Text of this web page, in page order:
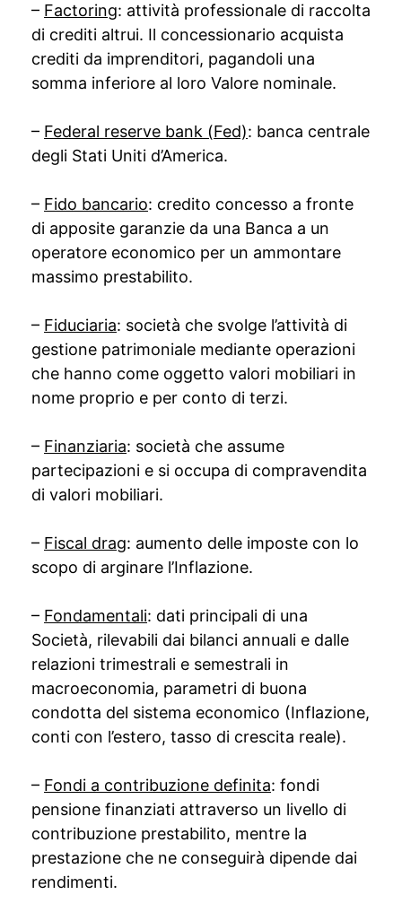
– Factoring: attività professionale di raccolta
di crediti altrui. Il concessionario acquista
crediti da imprenditori, pagandoli una
somma inferiore al loro Valore nominale.
– Federal reserve bank (Fed): banca centrale
degli Stati Uniti d’America.
– Fido bancario: credito concesso a fronte
di apposite garanzie da una Banca a un
operatore economico per un ammontare
massimo prestabilito.
– Fiduciaria: società che svolge l’attività di
gestione patrimoniale mediante operazioni
che hanno come oggetto valori mobiliari in
nome proprio e per conto di terzi.
– Finanziaria: società che assume
partecipazioni e si occupa di compravendita
di valori mobiliari.
– Fiscal drag: aumento delle imposte con lo
scopo di arginare l’Inflazione.
– Fondamentali: dati principali di una
Società, rilevabili dai bilanci annuali e dalle
relazioni trimestrali e semestrali in
macroeconomia, parametri di buona
condotta del sistema economico (Inflazione,
conti con l’estero, tasso di crescita reale).
– Fondi a contribuzione definita: fondi
pensione finanziati attraverso un livello di
contribuzione prestabilito, mentre la
prestazione che ne conseguirà dipende dai
rendimenti.